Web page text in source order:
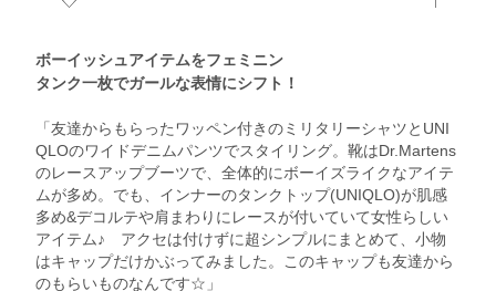
ボーイッシュアイテムをフェミニン
タンク一枚でガールな表情にシフト！
「友達からもらったワッペン付きのミリタリーシャツとUNI
QLOのワイドデニムパンツでスタイリング。靴はDr.Martens
のレースアップブーツで、全体的にボーイズライクなアイテ
ムが多め。でも、インナーのタンクトップ(UNIQLO)が肌感
多め&デコルテや肩まわりにレースが付いていて女性らしい
アイテム♪ アクセは付けずに超シンプルにまとめて、小物
はキャップだけかぶってみました。このキャップも友達から
のもらいものなんです☆」